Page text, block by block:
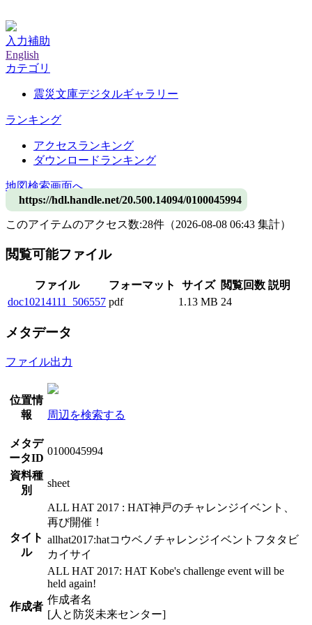
入力補助
English
カテゴリ
震災文庫デジタルギャラリー
ランキング
アクセスランキング
ダウンロードランキング
地図検索画面へ
https://hdl.handle.net/20.500.14094/0100045994
このアイテムのアクセス数:28件 （2026-08-08 06:43 集計）
閲覧可能ファイル
ファイル フォーマット サイズ 閲覧回数 説明
doc10214111_506557 pdf 1.13 MB 24
メタデータ
ファイル出力
位置情
報
周辺を検索する
メタデ
ータID
0100045994
資料種
別
sheet
タイト
ル
ALL HAT 2017 : HAT神戸のチャレンジイベント、
再び開催！
allhat2017:hatコウベノチャレンジイベントフタタビ
カイサイ
ALL HAT 2017: HAT Kobe's challenge event will be
held again!
作成者
作成者名
[人と防災未来センター]